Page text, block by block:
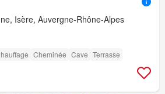
Isère, Auvergne-Rhône-Alpes
Cheminée Cave Terrasse